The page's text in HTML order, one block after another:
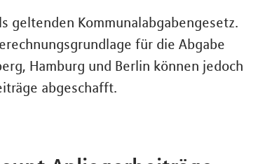
geltenden Kommunalabgabengesetz.
für die Abgabe
Hamburg und Berlin können jedoch
abgeschafft.